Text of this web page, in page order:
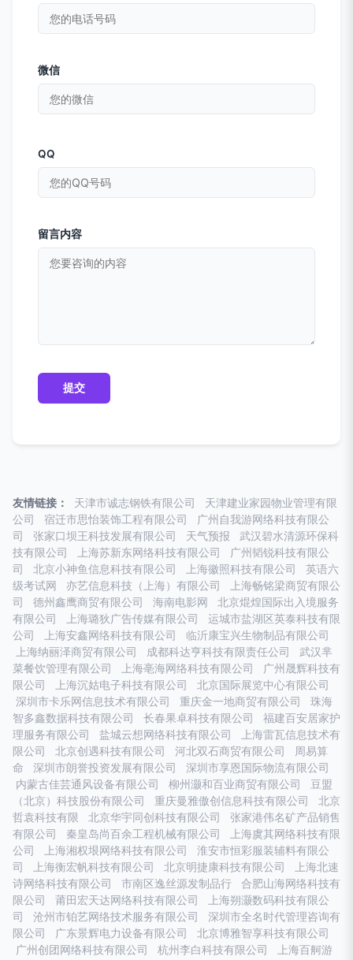
微信
QQ
留言内容
友情链接： 天津市诚志钢铁有限公司
天津建业家园物业管理有限
公司
宿迁市思怡装饰工程有限公司
广州自我游网络科技有限公
司
张家口坝王科技发展有限公司 天气预报
武汉碧水清源环保科
技有限公司
上海苏新东网络科技有限公司
广州韬锐科技有限公
司
北京小神鱼信息科技有限公司 上海徽照科技有限公司
英语六
级考试网
亦艺信息科技（上海）有限公司
上海畅铭梁商贸有限公
司
德州鑫鹰商贸有限公司 海南电影网
北京焜煌国际出入境服务
有限公司
上海璐狄广告传媒有限公司
运城市盐湖区英泰科技有限
公司
上海安鑫网络科技有限公司
临沂康宝兴生物制品有限公司
上海纳丽泽商贸有限公司
成都科达亨科技有限责任公司
武汉芈
菜餐饮管理有限公司
上海亳海网络科技有限公司
广州晟辉科技有
限公司
上海沉姑电子科技有限公司
北京国际展览中心有限公司
深圳市卡乐网信息技术有限公司
重庆金一地商贸有限公司
珠海
智多鑫数据科技有限公司
长春果卓科技有限公司
福建百安居家护
理服务有限公司
盐城云想网络科技有限公司
上海雷瓦信息技术有
限公司
北京创遇科技有限公司 河北双石商贸有限公司
周易算
命
深圳市朗誉投资发展有限公司
深圳市享恩国际物流有限公司
内蒙古佳芸通风设备有限公司
柳州灏和百业商贸有限公司
豆盟
（北京）科技股份有限公司
重庆曼雅傲创信息科技有限公司
北京
哲袁科技有限
北京华宇同创科技有限公司
张家港伟名矿产品销售
有限公司
秦皇岛尚百余工程机械有限公司
上海虞其网络科技有限
公司
上海湘权垠网络科技有限公司
淮安市恒彩服装辅料有限公
司
上海衡宏帆科技有限公司 北京明捷康科技有限公司
上海北速
诗网络科技有限公司
市南区逸丝源发制品行
合肥山海网络科技有
限公司
莆田宏天达网络科技有限公司
上海朔灏数码科技有限公
司
沧州市铂艺网络技术服务有限公司
深圳市全名时代管理咨询有
限公司
广东景辉电力设备有限公司
北京博雅智享科技有限公司
广州创团网络科技有限公司
杭州李白科技有限公司 上海百舸游